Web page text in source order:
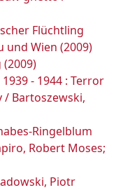
Flüchtling
und Wien (2009)
- 1944 : Terror
Bartoszewski,
Ringelblum
Robert Moses;
Piotr